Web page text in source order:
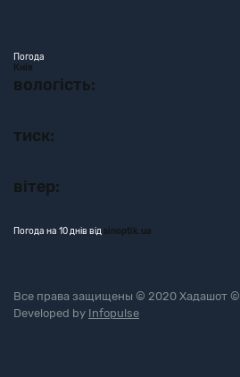
Погода
Київ
вологість:
тиск:
вітер:
Погода на 10 днів від sinoptik.ua
Все права защищены © 2020 Хадашот
Developed by Infopulse